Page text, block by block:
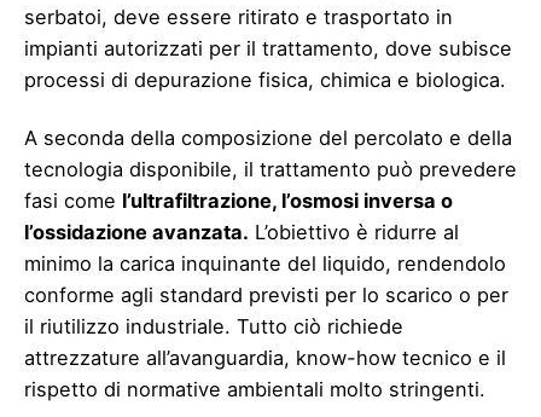
serbatoi, deve essere ritirato e trasportato in
impianti autorizzati per il trattamento, dove subisce
processi di depurazione fisica, chimica e biologica.
A seconda della composizione del percolato e della
tecnologia disponibile, il trattamento può prevedere
fasi come l’ultrafiltrazione, l’osmosi inversa o
l’ossidazione avanzata. L’obiettivo è ridurre al
minimo la carica inquinante del liquido, rendendolo
conforme agli standard previsti per lo scarico o per
il riutilizzo industriale. Tutto ciò richiede
attrezzature all’avanguardia, know-how tecnico e il
rispetto di normative ambientali molto stringenti.